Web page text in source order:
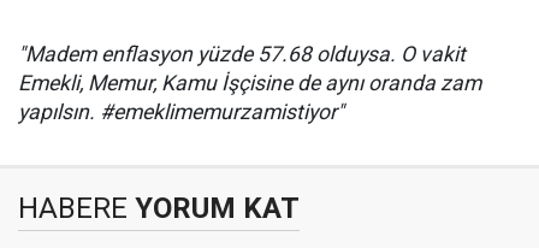
"Madem enflasyon yüzde 57.68 olduysa. O vakit
Emekli, Memur, Kamu İşçisine de aynı oranda zam
yapılsın. #emeklimemurzamistiyor"
HABERE YORUM KAT